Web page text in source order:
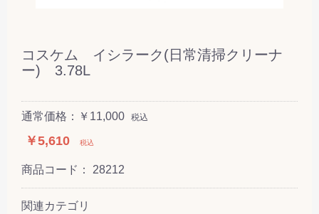
コスケム イシラーク(日常清掃クリーナ
ー) 3.78L
通常価格：￥11,000 税込
￥5,610 税込
商品コード： 28212
関連カテゴリ